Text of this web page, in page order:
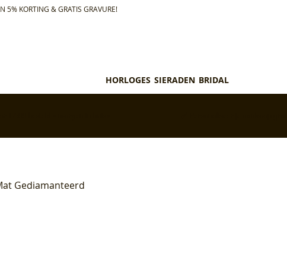
5% KORTING & GRATIS GRAVURE!
HORLOGES SIERADEN BRIDAL
Gediamanteerd